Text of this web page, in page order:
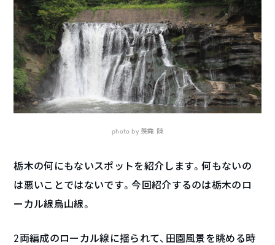
photo by 羨堯 陳
栃木の何にもないスポットを紹介します。何もないの
は悪いことではないです。今回紹介するのは栃木のロ
ーカル線烏山線。
2両編成のローカル線に揺られて、田園風景を眺める時